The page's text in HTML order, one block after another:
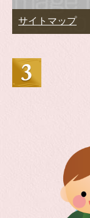
サイトマップ